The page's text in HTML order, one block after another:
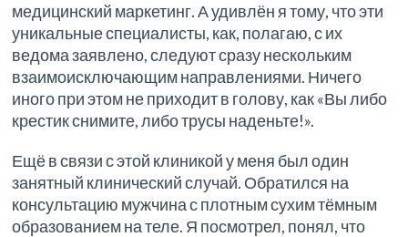
медицинский маркетинг. А удивлён я тому, что эти
уникальные специалисты, как, полагаю, с их
ведома заявлено, следуют сразу нескольким
взаимоисключающим направлениями. Ничего
иного при этом не приходит в голову, как «Вы либо
крестик снимите, либо трусы наденьте!».
Ещё в связи с этой клиникой у меня был один
занятный клинический случай. Обратился на
консультацию мужчина с плотным сухим тёмным
образованием на теле. Я посмотрел, понял, что